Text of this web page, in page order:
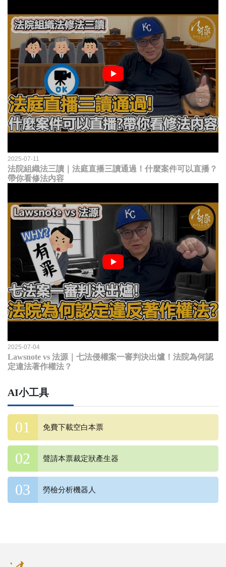
2025-07-11
法院組織法三讀｜法庭直播三讀通過！什麼案件可以直播？
帶你看修法內容
2025-07-04
Lawsnote vs 法源｜七法侵權案一審判決出爐！法院為何認
定違法著作權法？
AI小工具
免費下載空白本票
聲請本票裁定狀產生器
勞檢分析機器人